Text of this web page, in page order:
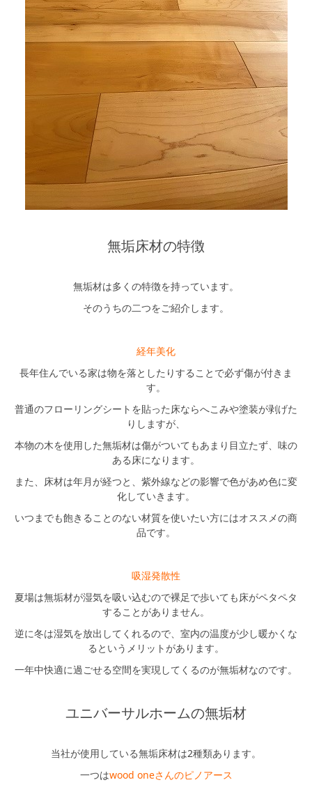
無垢床材の特徴
無垢材は多くの特徴を持っています。
そのうちの二つをご紹介します。
経年美化
長年住んでいる家は物を落としたりすることで必ず傷が付きま
す。
普通のフローリングシートを貼った床ならへこみや塗装が剥げた
りしますが、
本物の木を使用した無垢材は傷がついてもあまり目立たず、味の
ある床になります。
また、床材は年月が経つと、紫外線などの影響で色があめ色に変
化していきます。
いつまでも飽きることのない材質を使いたい方にはオススメの商
品です。
吸湿発散性
夏場は無垢材が湿気を吸い込むので裸足で歩いても床がペタペタ
することがありません。
逆に冬は湿気を放出してくれるので、室内の温度が少し暖かくな
るというメリットがあります。
一年中快適に過ごせる空間を実現してくるのが無垢材なのです。
ユニバーサルホームの無垢材
当社が使用している無垢床材は2種類あります。
一つはwood oneさんのピノアース